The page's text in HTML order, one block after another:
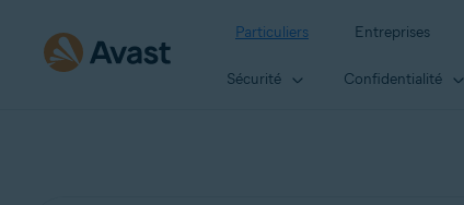
Particuliers Entreprises
Sécurité Confidentialité